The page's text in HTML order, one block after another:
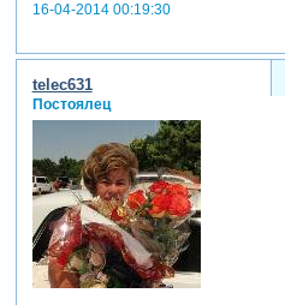
16-04-2014 00:19:30
telec631
Постоялец